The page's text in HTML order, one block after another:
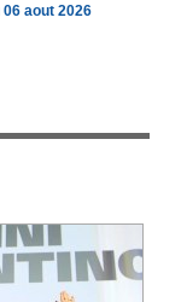
aout 2026